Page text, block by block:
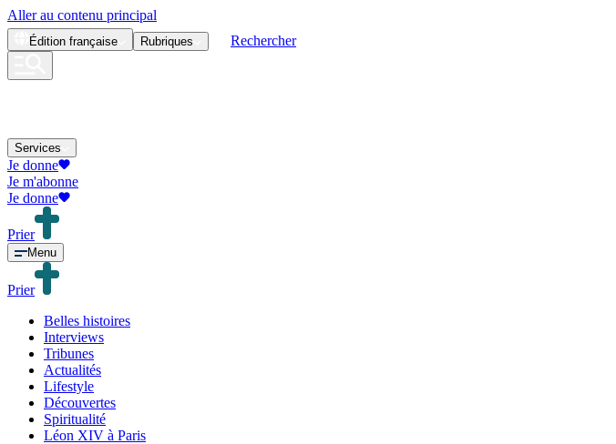
Aller au contenu principal
Édition française Rubriques Rechercher
Services
Je donne
Je m'abonne
Je donne
Prier
Menu
Prier
Belles histoires
Interviews
Tribunes
Actualités
Lifestyle
Découvertes
Spiritualité
Léon XIV à Paris